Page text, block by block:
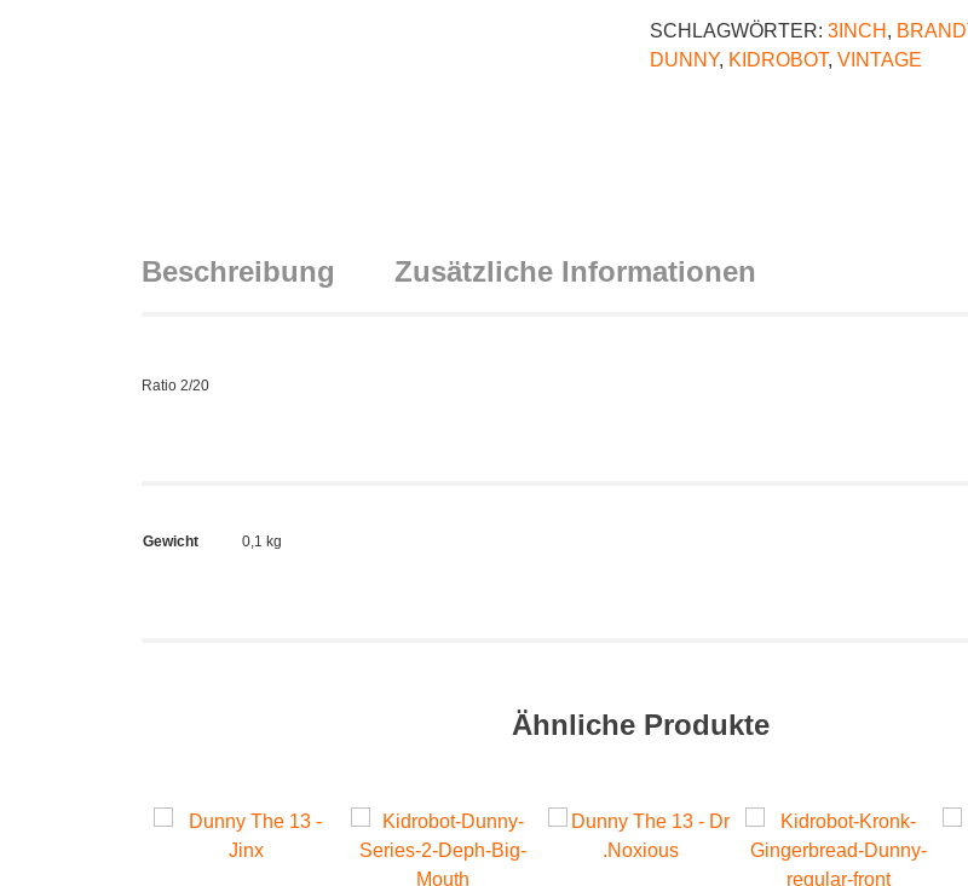
SCHLAGWÖRTER: 3INCH ,
DUNNY, KIDROBOT, VINTAGE
Beschreibung Zusätzliche Informationen
Ratio 2/20
Gewicht 0,1 kg
Ähnliche Produkte